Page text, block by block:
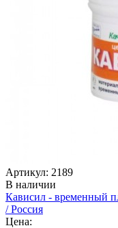
Артикул: 2189
В наличии
Кависил - временный
/ Россия
Цена: